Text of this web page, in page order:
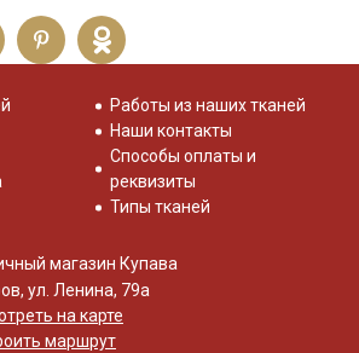
Работы из наших тканей
Наши контакты
Способы оплаты и
реквизиты
Типы тканей
магазин Купава
ул. Ленина, 79а
на карте
маршрут